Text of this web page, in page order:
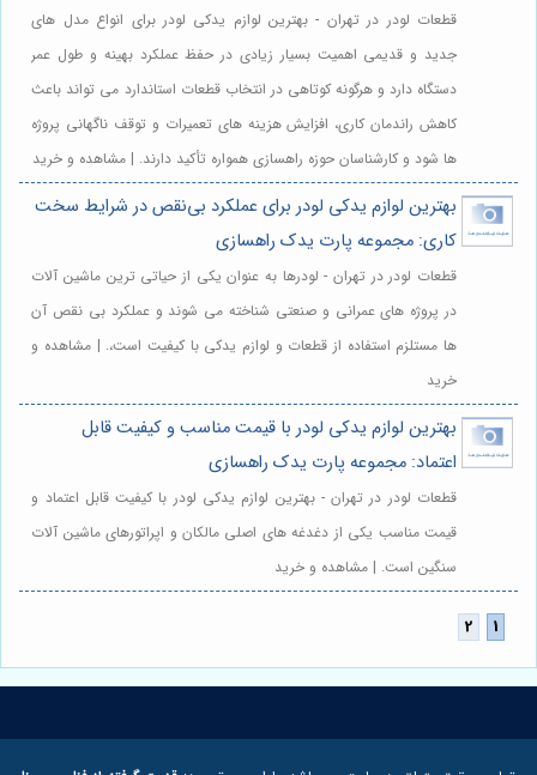
قطعات لودر در تهران - بهترین لوازم یدکی لودر برای انواع مدل های
جدید و قدیمی اهمیت بسیار زیادی در حفظ عملکرد بهینه و طول عمر
دستگاه دارد و هرگونه کوتاهی در انتخاب قطعات استاندارد می تواند باعث
کاهش راندمان کاری، افزایش هزینه های تعمیرات و توقف ناگهانی پروژه
ها شود و کارشناسان حوزه راهسازی همواره تأکید دارند. | مشاهده و خرید
بهترین لوازم یدکی لودر برای عملکرد بی‌نقص در شرایط سخت
کاری: مجموعه پارت یدک راهسازی
قطعات لودر در تهران - لودرها به عنوان یکی از حیاتی ترین ماشین آلات
در پروژه های عمرانی و صنعتی شناخته می شوند و عملکرد بی نقص آن
ها مستلزم استفاده از قطعات و لوازم یدکی با کیفیت است،. | مشاهده و
خرید
بهترین لوازم یدکی لودر با قیمت مناسب و کیفیت قابل
اعتماد: مجموعه پارت یدک راهسازی
قطعات لودر در تهران - بهترین لوازم یدکی لودر با کیفیت قابل اعتماد و
قیمت مناسب یکی از دغدغه های اصلی مالکان و اپراتورهای ماشین آلات
سنگین است. | مشاهده و خرید